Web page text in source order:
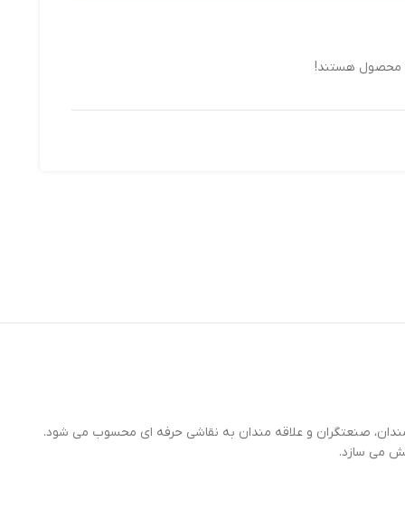
محصول هستند!
صنعتگران و علاقه مندان به نقاشی حرفه ای محسوب می شود.
می سازد.